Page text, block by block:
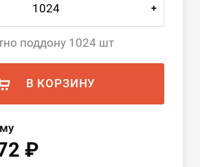
+
поддону 1024 шт
В КОРЗИНУ
₽